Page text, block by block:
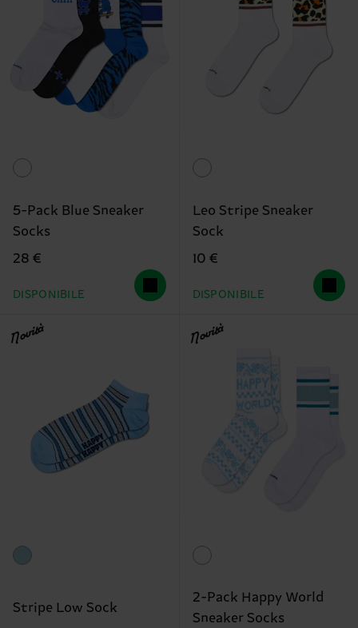
5-Pack Blue Sneaker
Socks
28 €
DISPONIBILE
Leo Stripe Sneaker
Sock
10 €
DISPONIBILE
Novità
Stripe Low Sock
Novità
2-Pack Happy World
Sneaker Socks